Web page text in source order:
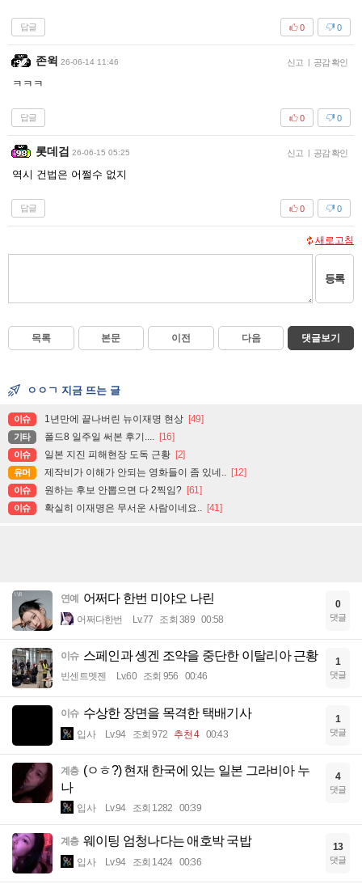
답글 0
0
존윅 26-06-14 11:46 신고 | 공감 확인
ㅋㅋㅋ
답글 0
0
롯데검 26-06-15 05:25 신고 | 공감 확인
역시 건법은 어쩔수 없지
답글 0
0
새로고침
등록
목록 본문 이전 다음 댓글보기
ㅇㅇㄱ 지금 뜨는 글
이슈 1년만에 끝나버린 뉴이재명 현상 [49]
기타 폴드8 일주일 써본 후기.... [16]
이슈 일본 지진 피해현장 도독 근황 [2]
유머 제작비가 이해가 안되는 영화들이 좀 있네.. [12]
이슈 원하는 후보 안뽑으면 다 2찍임? [61]
이슈 확실히 이재명은 무서운 사람이네요.. [41]
연예 어쩌다 한번 미야오 나린
어쩌다한번 Lv.77 조회 389 00:58
0
댓글
이슈 스페인과 솅겐 조약을 중단한 이탈리아 근황
빈센트멧젠 Lv.60 조회 956 00:46
1
댓글
이슈 수상한 장면을 목격한 택배기사
입사 Lv.94 조회 972 추천 4 00:43
1
댓글
계층 (ㅇㅎ?) 현재 한국에 있는 일본 그라비아 누
나
입사 Lv.94 조회 1282 00:39
4
댓글
계층 웨이팅 엄청나다는 애호박 국밥
입사 Lv.94 조회 1424 00:36
13
댓글